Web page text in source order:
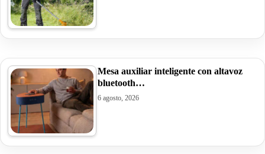
Mesa auxiliar inteligente con altavoz
bluetooth…
6 agosto, 2026